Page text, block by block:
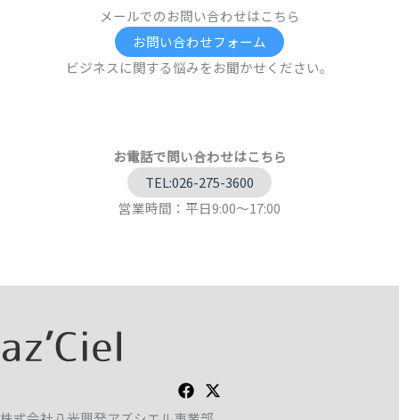
メールでのお問い合わせはこちら
お問い合わせフォーム
ビジネスに関する悩みをお聞かせください。
お電話で問い合わせはこちら
TEL:026-275-3600
営業時間：平日9:00～17:00